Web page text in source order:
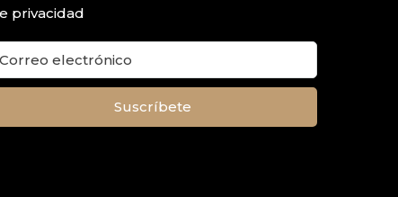
privacidad